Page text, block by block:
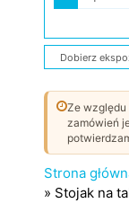
Dobierz
Ze względu
zamówień
Strona
» Stojak na